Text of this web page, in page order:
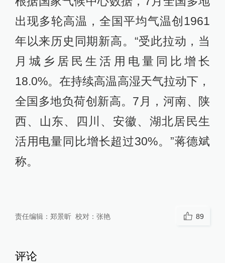
出现多轮高温，全国平均气温创1961
年以来历史同期新高。“受此拉动，当
月城乡居民生活用电量同比增长
18.0%。在持续高温高湿天气拉动下，
全国多地负荷创新高。7月，河南、陕
西、山东、四川、安徽、湖北居民生
活用电量同比增长超过30%。”蒋德斌
称。
责任编辑： 郑景昕 校对： 张艳 89
评论